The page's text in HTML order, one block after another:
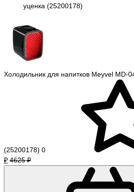
уценка (25200178)
Холодильник для напитков Meyvel MD-
(25200178) 0
₽ 4625 ₽